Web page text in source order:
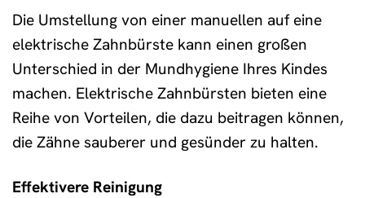
Die Umstellung von einer manuellen auf eine
elektrische Zahnbürste kann einen großen
Unterschied in der Mundhygiene Ihres Kindes
machen. Elektrische Zahnbürsten bieten eine
Reihe von Vorteilen, die dazu beitragen können,
die Zähne sauberer und gesünder zu halten.
Effektivere Reinigung